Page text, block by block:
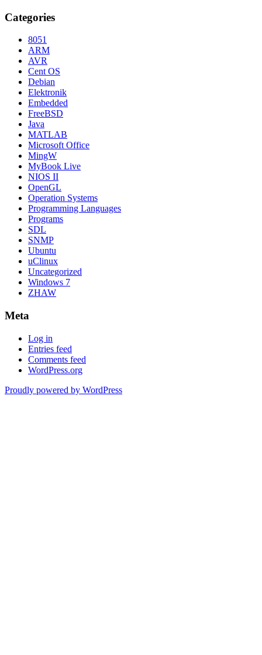
Categories
8051
ARM
AVR
Cent OS
Debian
Elektronik
Embedded
FreeBSD
Java
MATLAB
Microsoft Office
MingW
MyBook Live
NIOS II
OpenGL
Operation Systems
Programming Languages
Programs
SDL
SNMP
Ubuntu
uClinux
Uncategorized
Windows 7
ZHAW
Meta
Log in
Entries feed
Comments feed
WordPress.org
Proudly powered by WordPress